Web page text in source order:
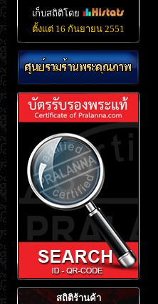
เก็บสถิติโดย
ตั้งแต่ 16 กันยายน 2551
สถิติร้านค้า